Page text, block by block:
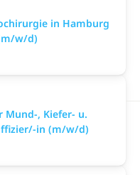
in Hamburg
w/d)
, Kiefer- u.
in (m/w/d)